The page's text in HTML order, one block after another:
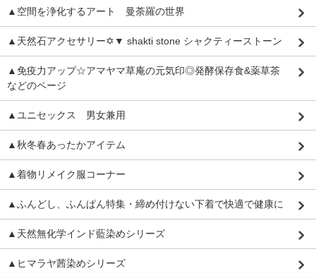
▲空間を浄化するアート 曼荼羅の世界
▲天然石アクセサリー✡▼ shakti stone シャクティーストーン
▲免疫力アップ☆アマヤマ草庵の元気印◎発酵保存食&薬草茶
などのページ
▲ユニセックス 男女兼用
▲秋冬春あったかアイテム
▲着物リメイク服コーナー
▲ふんどし、ふんぱん特集・締め付けない下着で快適で健康に
▲天然無化学インド藍染めシリーズ
▲ヒマラヤ茜染めシリーズ